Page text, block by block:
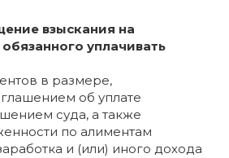
взыскания на
уплачивать
в размере,
об уплате
суда, а также
по алиментам
и (или) иного дохода